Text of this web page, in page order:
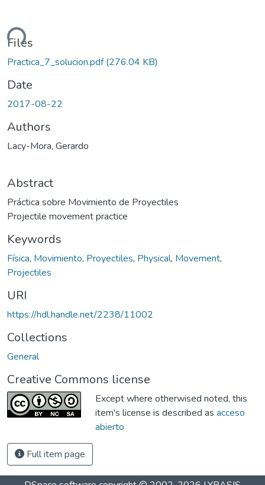
Files
Practica_7_solucion.pdf(276.04 KB)
Date
2017-08-22
Authors
Lacy-Mora, Gerardo
Abstract
Práctica sobre Movimiento de Proyectiles
Projectile movement practice
Keywords
Física, Movimiento, Proyectiles, Physical, Movement,
Projectiles
URI
https://hdl.handle.net/2238/11002
Collections
General
Creative Commons license
Except where otherwised noted, this
item's license is described as acceso
abierto
Full item page